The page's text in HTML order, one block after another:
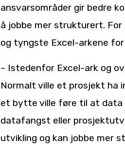
ansvarsområder gir bedre
å jobbe mer strukturert.
og tyngste Excel-arkene
– Istedenfor Excel-ark og
Normalt ville et prosjekt ha
et bytte ville føre til at data
datafangst eller
utvikling og kan jobbe mer